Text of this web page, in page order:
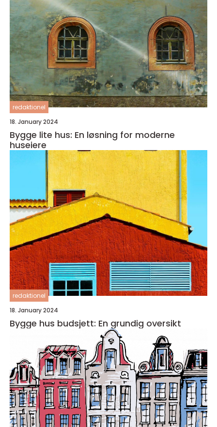
redaktionel
18. January 2024
Bygge lite hus: En løsning for moderne
huseiere
redaktionel
18. January 2024
Bygge hus budsjett: En grundig oversikt